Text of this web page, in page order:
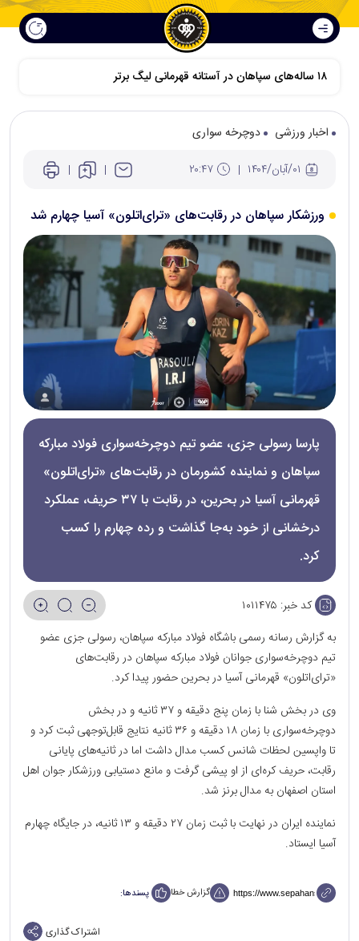
۱۸ ساله‌های سپاهان در آستانه قهرمانی لیگ برتر
اخبار ورزشی
دوچرخه سواری
ورزشکار سپاهان در رقابت‌های «ترای‌اتلون» آسیا چهارم شد
پارسا رسولی‌ جزی، عضو تیم دوچرخه‌سواری فولاد مبارکه
سپاهان و نماینده کشورمان در رقابت‌های «ترای‌اتلون»
قهرمانی آسیا در بحرین، در رقابت با ۳۷ حریف، عملکرد
درخشانی از خود به‌جا گذاشت و رده چهارم را کسب
کرد.
کد خبر: ۱۰۱۱۴۷۵
به گزارش رسانه رسمی باشگاه فولاد مبارکه سپاهان، رسولی‌ جزی عضو
تیم دوچرخه‌سواری جوانان فولاد مبارکه سپاهان در رقابت‌های
«ترای‌اتلون» قهرمانی آسیا در بحرین حضور پیدا کرد.
وی در بخش شنا با زمان پنج دقیقه و ۳۷ ثانیه و در بخش
دوچرخه‌سواری با زمان ۱۸ دقیقه و ۳۶ ثانیه نتایج قابل‌توجهی ثبت کرد و
تا واپسین لحظات شانس کسب مدال داشت اما در ثانیه‌های پایانی
رقابت، حریف کره‌ای از او پیشی گرفت و مانع دستیابی ورزشکار جوان اهل
استان اصفهان به مدال برنز شد.
نماینده ایران در نهایت با ثبت زمان ۲۷ دقیقه و ۱۳ ثانیه، در جایگاه چهارم
آسیا ایستاد.
گزارش خطا پسندها:
اشتراک گذاری